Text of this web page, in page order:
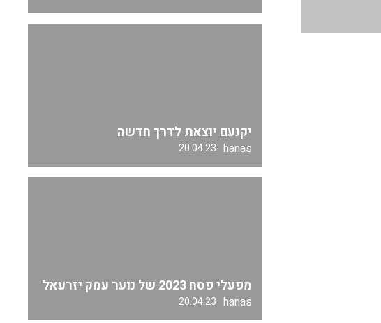
יקנעם יוצאת לדרך חדשה
hanas
20.04.23
מפעלי פסח 2023 של נוער עמק יזרעאל
hanas
20.04.23